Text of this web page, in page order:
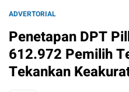
ADVERTORIAL
Penetapan DPT
612.972 Pemilih
Tekankan